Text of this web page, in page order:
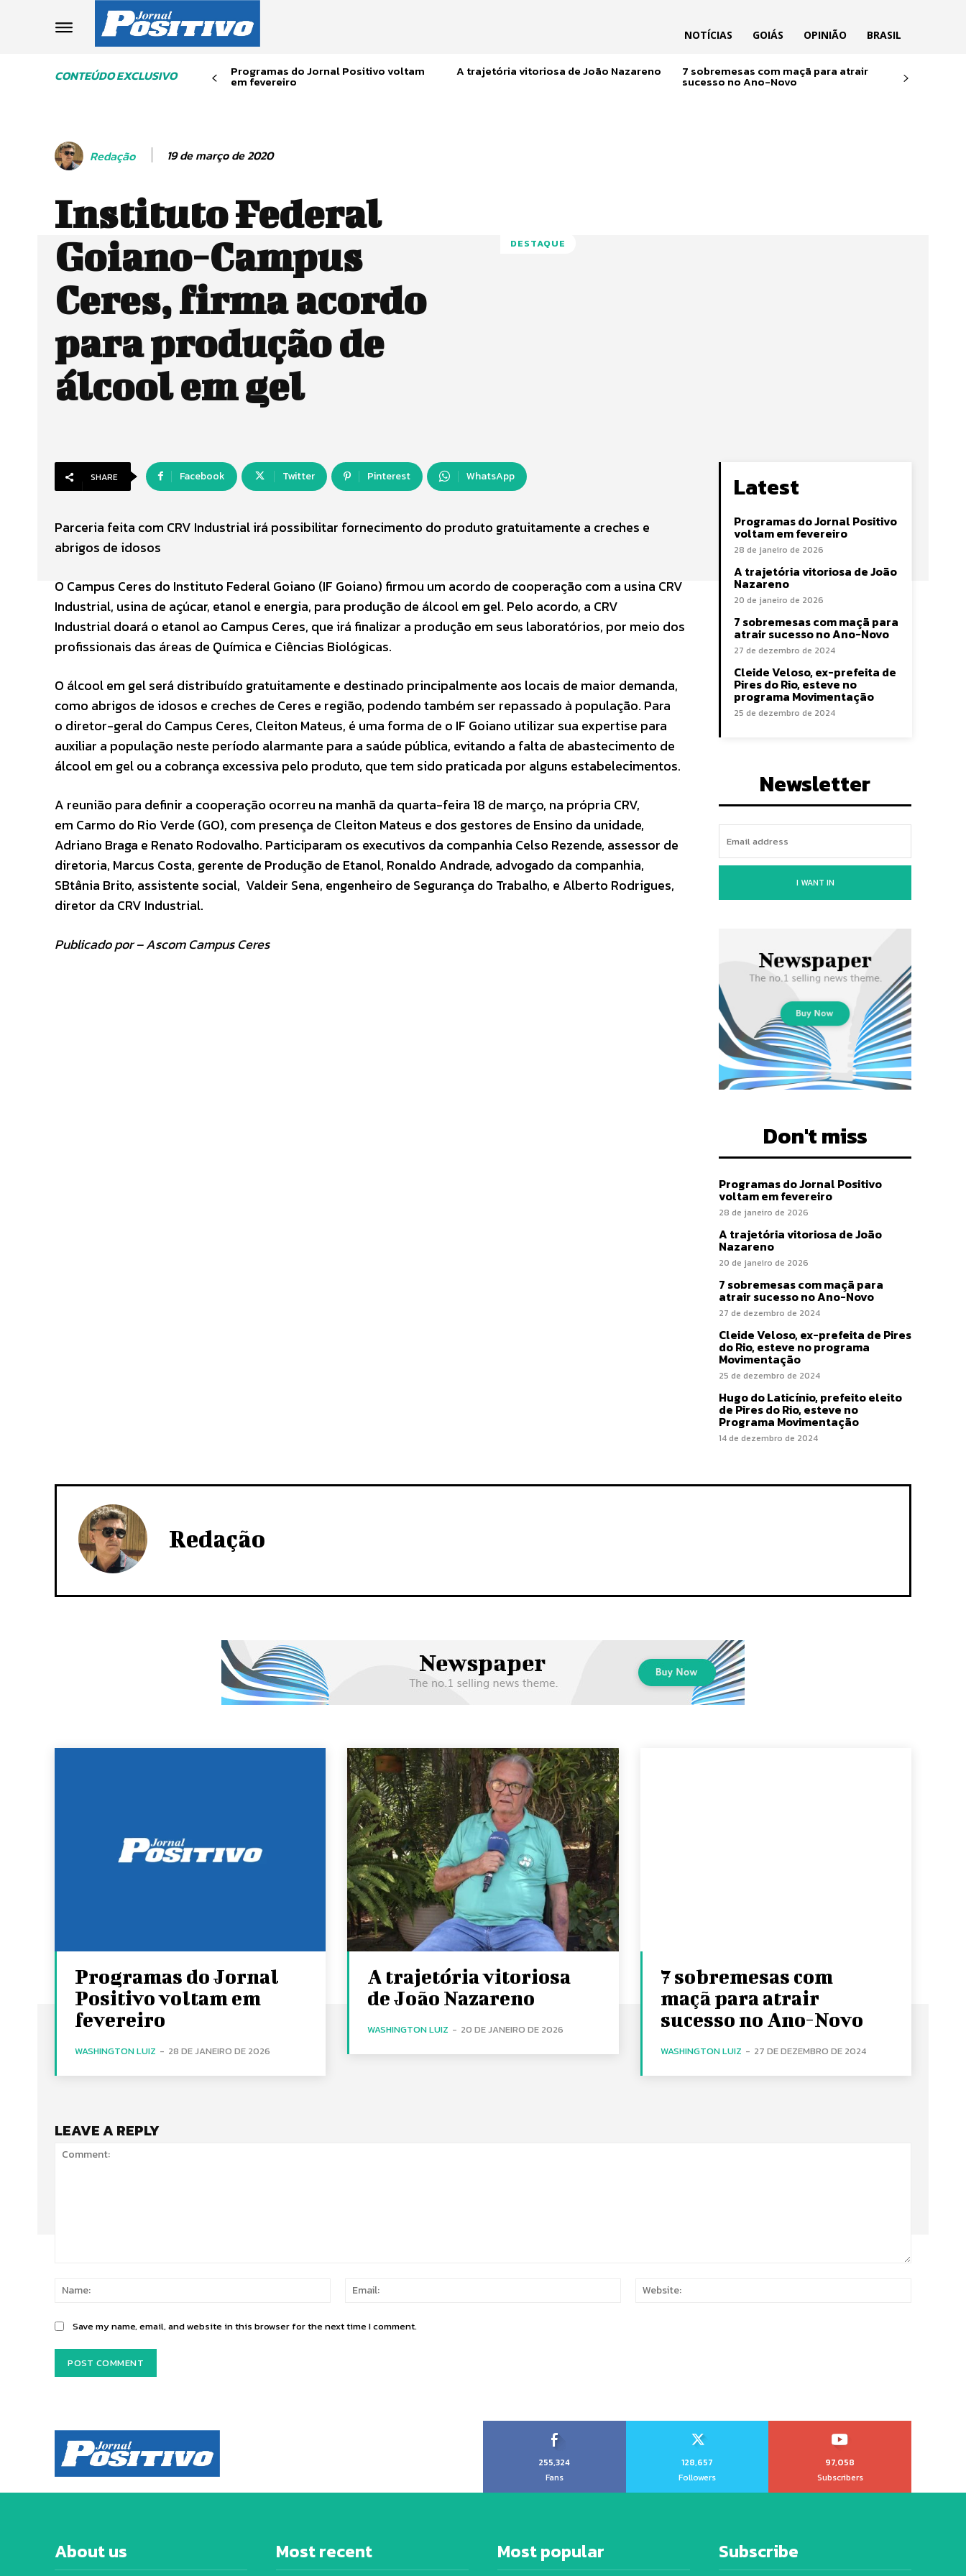
NOTÍCIAS GOIÁS OPINIÃO BRASIL
CONTEÚDO EXCLUSIVO Programas do Jornal Positivo voltam
em fevereiro
A trajetória vitoriosa de João Nazareno 7 sobremesas com maçã para atrair
sucesso no Ano-Novo
Redação 19 de março de 2020
Instituto Federal
Goiano-Campus
Ceres, firma acordo
para produção de
álcool em gel
DESTAQUE
SHARE Facebook Twitter Pinterest WhatsApp
Parceria feita com CRV Industrial irá possibilitar fornecimento do produto gratuitamente a creches e
abrigos de idosos
O Campus Ceres do Instituto Federal Goiano (IF Goiano) firmou um acordo de cooperação com a usina CRV
Industrial, usina de açúcar, etanol e energia, para produção de álcool em gel. Pelo acordo, a CRV
Industrial doará o etanol ao Campus Ceres, que irá finalizar a produção em seus laboratórios, por meio dos
profissionais das áreas de Química e Ciências Biológicas.
O álcool em gel será distribuído gratuitamente e destinado principalmente aos locais de maior demanda,
como abrigos de idosos e creches de Ceres e região, podendo também ser repassado à população. Para
o diretor-geral do Campus Ceres, Cleiton Mateus, é uma forma de o IF Goiano utilizar sua expertise para
auxiliar a população neste período alarmante para a saúde pública, evitando a falta de abastecimento de
álcool em gel ou a cobrança excessiva pelo produto, que tem sido praticada por alguns estabelecimentos.
A reunião para definir a cooperação ocorreu na manhã da quarta-feira 18 de março, na própria CRV,
em Carmo do Rio Verde (GO), com presença de Cleiton Mateus e dos gestores de Ensino da unidade,
Adriano Braga e Renato Rodovalho. Participaram os executivos da companhia Celso Rezende, assessor de
diretoria, Marcus Costa, gerente de Produção de Etanol, Ronaldo Andrade, advogado da companhia,
SBtânia Brito, assistente social, Valdeir Sena, engenheiro de Segurança do Trabalho, e Alberto Rodrigues,
diretor da CRV Industrial.
Publicado por – Ascom Campus Ceres
Latest
Programas do Jornal Positivo
voltam em fevereiro
28 de janeiro de 2026
A trajetória vitoriosa de João
Nazareno
20 de janeiro de 2026
7 sobremesas com maçã para
atrair sucesso no Ano-Novo
27 de dezembro de 2024
Cleide Veloso, ex-prefeita de
Pires do Rio, esteve no
programa Movimentação
25 de dezembro de 2024
Newsletter
I WANT IN
Don't miss
Programas do Jornal Positivo
voltam em fevereiro
28 de janeiro de 2026
A trajetória vitoriosa de João
Nazareno
20 de janeiro de 2026
7 sobremesas com maçã para
atrair sucesso no Ano-Novo
27 de dezembro de 2024
Cleide Veloso, ex-prefeita de Pires
do Rio, esteve no programa
Movimentação
25 de dezembro de 2024
Hugo do Laticínio, prefeito eleito
de Pires do Rio, esteve no
Programa Movimentação
14 de dezembro de 2024
Redação
Programas do Jornal
Positivo voltam em
fevereiro
WASHINGTON LUIZ - 28 DE JANEIRO DE 2026
A trajetória vitoriosa
de João Nazareno
WASHINGTON LUIZ - 20 DE JANEIRO DE 2026
7 sobremesas com
maçã para atrair
sucesso no Ano-Novo
WASHINGTON LUIZ - 27 DE DEZEMBRO DE 2024
LEAVE A REPLY
Name:
Email:
Save my name, email, and website in this browser for the next time I comment.
255,324
Fans
128,657
Followers
97,058
Subscribers
About us Most recent Most popular Subscribe